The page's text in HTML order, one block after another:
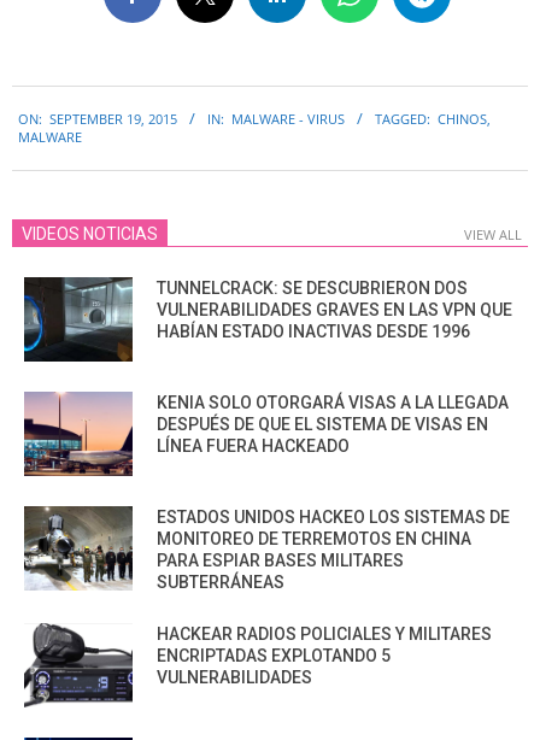
09-
ON: SEPTEMBER 19, 2015 IN: MALWARE - VIRUS TAGGED: CHINOS,
MALWARE
VIDEOS NOTICIAS VIEW ALL
TUNNELCRACK: SE DESCUBRIERON DOS
VULNERABILIDADES GRAVES EN LAS VPN QUE
HABÍAN ESTADO INACTIVAS DESDE 1996
KENIA SOLO OTORGARÁ VISAS A LA LLEGADA
DESPUÉS DE QUE EL SISTEMA DE VISAS EN
LÍNEA FUERA HACKEADO
ESTADOS UNIDOS HACKEO LOS SISTEMAS DE
MONITOREO DE TERREMOTOS EN CHINA
PARA ESPIAR BASES MILITARES
SUBTERRÁNEAS
HACKEAR RADIOS POLICIALES Y MILITARES
ENCRIPTADAS EXPLOTANDO 5
VULNERABILIDADES